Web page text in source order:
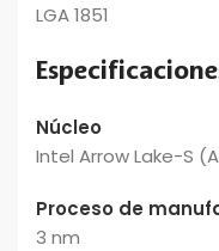
LGA 1851
Núcleo
Intel Arrow Lake-S
Proceso de
3 nm